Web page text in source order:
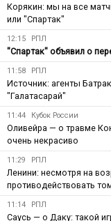
Корякин: мы на все
или "Спартак"
12:15 РПЛ
"Спартак" объявил о
11:58 РПЛ
Источник: агенты
"Галатасарай"
11:44 Кубок России
Оливейра — о травме
очень некрасиво
11:29 РПЛ
Ленини: несмотря на
противодействовать
11:14 РПЛ
Саусь — о Даку: такой